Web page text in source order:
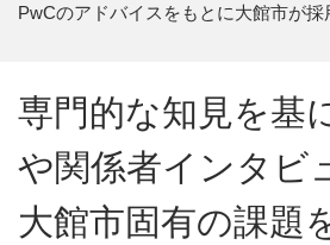
PwCのアドバイスをもとに大館市が採
専門的な知見を基
や関係者インタビ
大館市固有の課題